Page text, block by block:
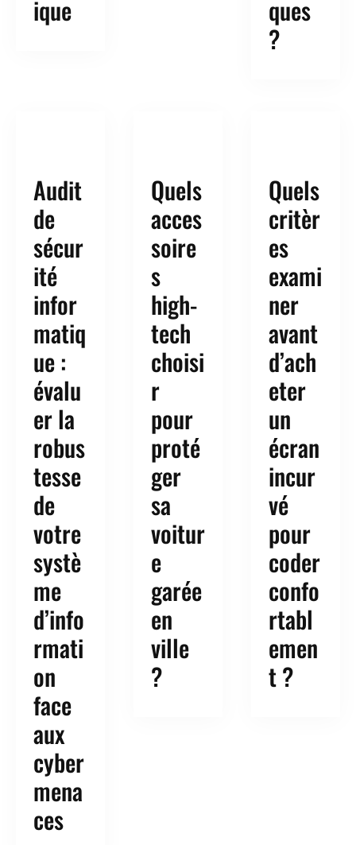
ique
ques
?
Audit
de
sécur
ité
infor
matiq
ue :
évalu
er la
robus
tesse
de
votre
systè
me
d’info
rmati
on
face
aux
cyber
mena
ces
Quels
acces
soire
s
high-
tech
choisi
r
pour
proté
ger
sa
voitur
e
garée
en
ville
?
Quels
critèr
es
exami
ner
avant
d’ach
eter
un
écran
incur
vé
pour
coder
confo
rtabl
emen
t ?